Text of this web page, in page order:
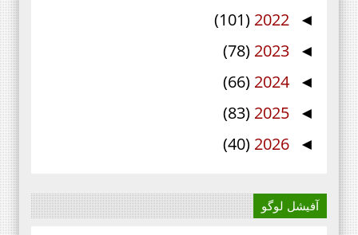
◄
2022
(101)
◄
2023
(78)
◄
2024
(66)
◄
2025
(83)
◄
2026
(40)
آفیشل لوگو